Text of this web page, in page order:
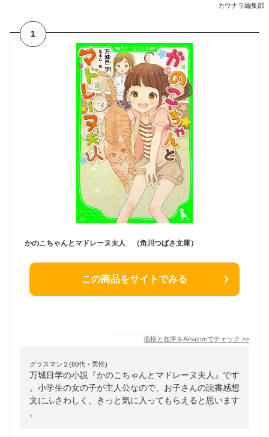
カウナラ編集部
1
かのこちゃんとマドレーヌ夫人 （角川つばさ文庫）
この商品をサイトでみる
価格と在庫をAmazonでチェック >>
グラスマン２(60代・男性)
万城目学の小説『かのこちゃんとマドレーヌ夫人』です
。小学生の女の子が主人公なので、お子さんの読書感想
文にふさわしく、きっと気に入ってもらえると思います
。